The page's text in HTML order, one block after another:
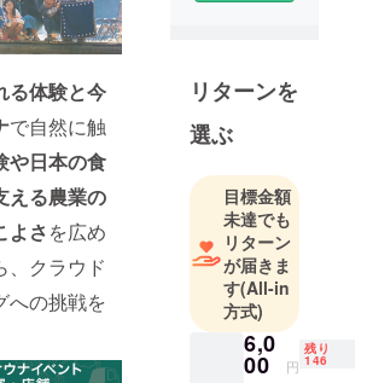
る体験と今
で自然に触
や日本の食
える農業の
よさを広め
、クラウド
への挑戦を
リターンを
選ぶ
目標金額
未達でも
リターン
が届きま
す(All-in
方式)
6,0
00 円
残り
146